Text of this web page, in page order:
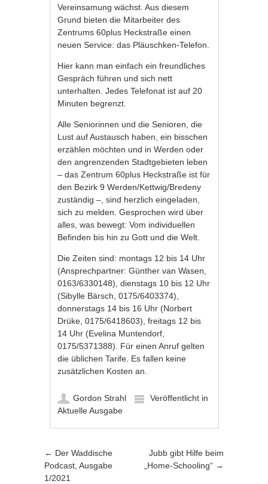
Vereinsamung wächst. Aus diesem
Grund bieten die Mitarbeiter des
Zentrums 60plus Heckstraße einen
neuen Service: das Pläuschken-Telefon.
Hier kann man einfach ein freundliches
Gespräch führen und sich nett
unterhalten. Jedes Telefonat ist auf 20
Minuten begrenzt.
Alle Seniorinnen und die Senioren, die
Lust auf Austausch haben, ein bisschen
erzählen möchten und in Werden oder
den angrenzenden Stadtgebieten leben
– das Zentrum 60plus Heckstraße ist für
den Bezirk 9 Werden/Kettwig/Bredeny
zuständig –, sind herzlich eingeladen,
sich zu melden. Gesprochen wird über
alles, was bewegt: Vom individuellen
Befinden bis hin zu Gott und die Welt.
Die Zeiten sind: montags 12 bis 14 Uhr
(Ansprechpartner: Günther van Wasen,
0163/6330148), dienstags 10 bis 12 Uhr
(Sibylle Bärsch, 0175/6403374),
donnerstags 14 bis 16 Uhr (Norbert
Drüke, 0175/6418603), freitags 12 bis
14 Uhr (Evelina Muntendorf,
0175/5371388). Für einen Anruf gelten
die üblichen Tarife. Es fallen keine
zusätzlichen Kosten an.
Gordon Strahl
Veröffentlicht in
Aktuelle Ausgabe
Artikel-Navigation
← Der Waddische
Podcast, Ausgabe
1/2021
Jubb gibt Hilfe beim
„Home-Schooling“ →